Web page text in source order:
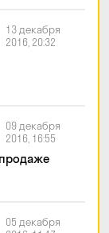
13 декабря
2016, 20:32
09 декабря
2016, 16:55
05 декабря